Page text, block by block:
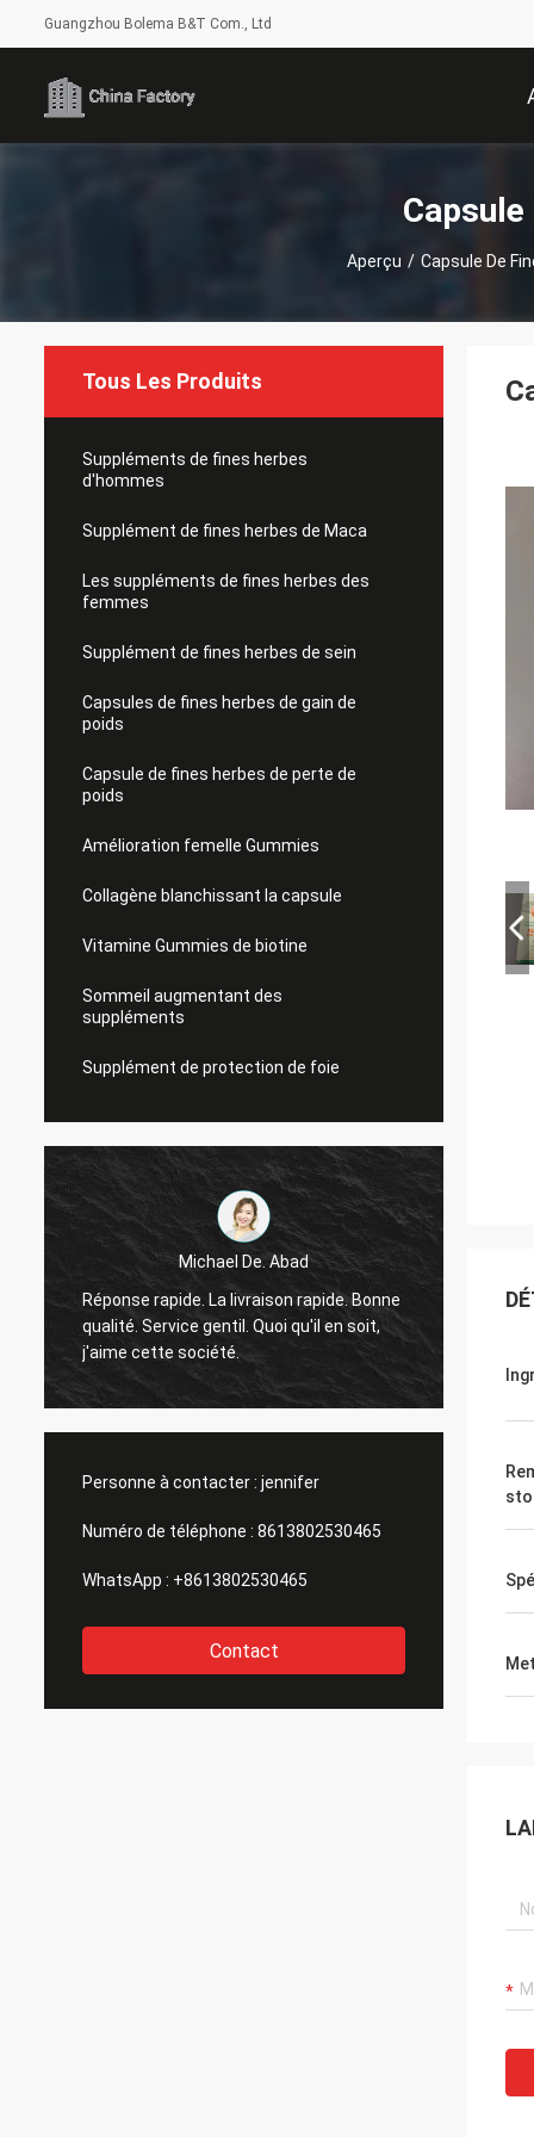
Guangzhou Bolema B&T Com., Ltd
Aperçu / Capsule De
Tous Les Produits
Suppléments de fines herbes
d'hommes
Supplément de fines herbes de Maca
Les suppléments de fines herbes des
femmes
Supplément de fines herbes de sein
Capsules de fines herbes de gain de
poids
Capsule de fines herbes de perte de
poids
Amélioration femelle Gummies
Collagène blanchissant la capsule
Vitamine Gummies de biotine
Sommeil augmentant des
suppléments
Supplément de protection de foie
Michael De. Abad
Réponse rapide. La livraison rapide. Bonne
qualité. Service gentil. Quoi qu'il en soit,
j'aime cette société.
Bon
ainsi
Personne à contacter : jennifer
Numéro de téléphone : 8613802530465
WhatsApp : +8613802530465
Contact